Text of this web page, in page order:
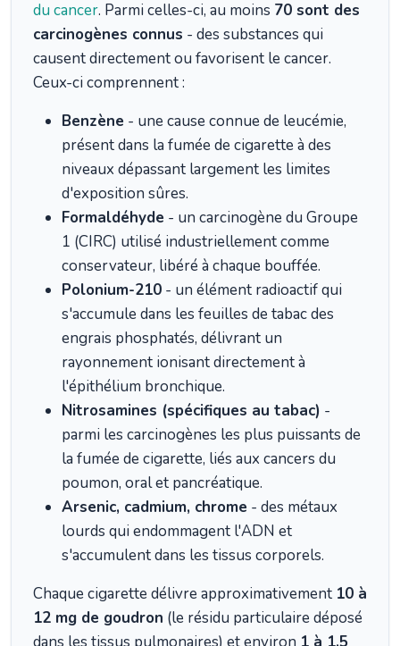
du cancer. Parmi celles-ci, au moins 70 sont des
carcinogènes connus - des substances qui
causent directement ou favorisent le cancer.
Ceux-ci comprennent :
Benzène - une cause connue de leucémie,
présent dans la fumée de cigarette à des
niveaux dépassant largement les limites
d'exposition sûres.
Formaldéhyde - un carcinogène du Groupe
1 (CIRC) utilisé industriellement comme
conservateur, libéré à chaque bouffée.
Polonium-210 - un élément radioactif qui
s'accumule dans les feuilles de tabac des
engrais phosphatés, délivrant un
rayonnement ionisant directement à
l'épithélium bronchique.
Nitrosamines (spécifiques au tabac) -
parmi les carcinogènes les plus puissants de
la fumée de cigarette, liés aux cancers du
poumon, oral et pancréatique.
Arsenic, cadmium, chrome - des métaux
lourds qui endommagent l'ADN et
s'accumulent dans les tissus corporels.
Chaque cigarette délivre approximativement 10 à
12 mg de goudron (le résidu particulaire déposé